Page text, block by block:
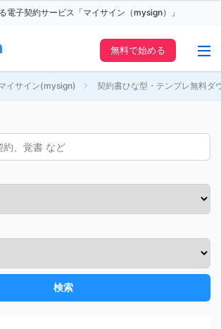
電子契約サービス「マイサイン（mysign）」
無料で始める
イサイン(mysign) 契約書ひな型・テンプレ無料ダ
検索